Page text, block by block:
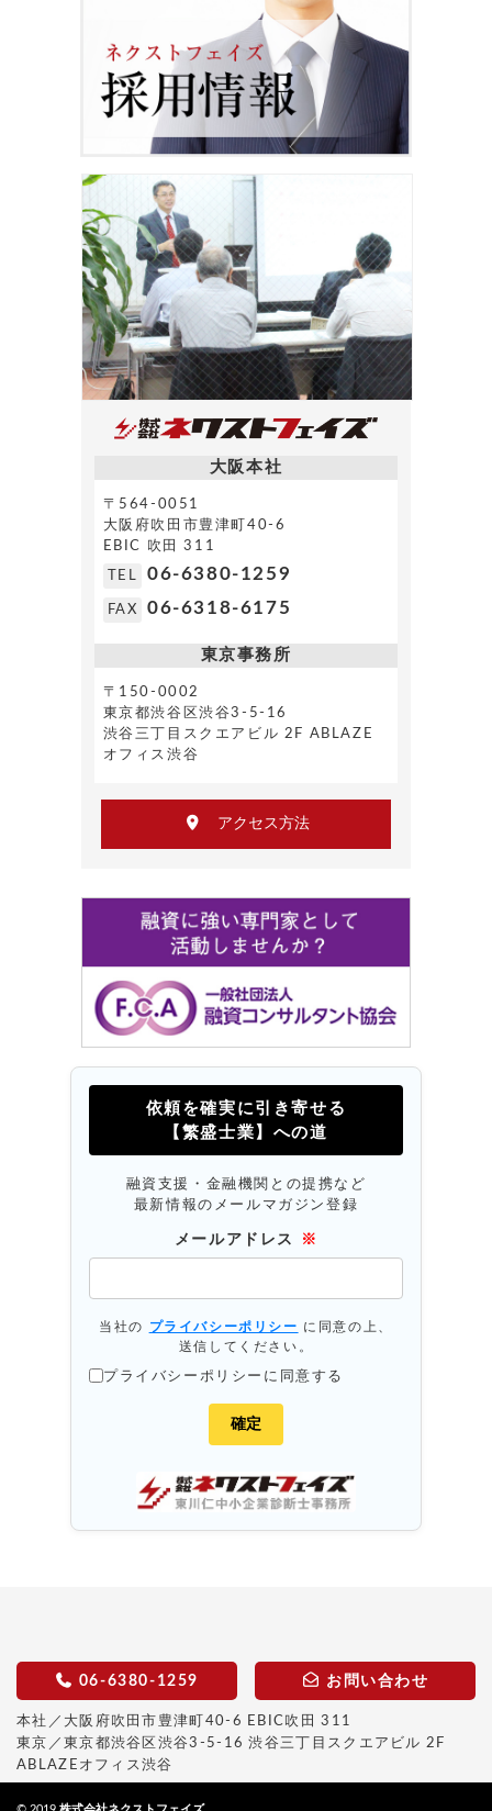
大阪本社
〒564-0051
大阪府吹田市豊津町40-6
EBIC 吹田 311
TEL 06-6380-1259
FAX 06-6318-6175
東京事務所
〒150-0002
東京都渋谷区渋谷3-5-16
渋谷三丁目スクエアビル 2F ABLAZE
オフィス渋谷
アクセス方法
依頼を確実に引き寄せる
【繁盛士業】への道
融資支援・金融機関との提携など
最新情報のメールマガジン登録
メールアドレス ※
当社の プライバシーポリシー に同意の上、
送信してください。
プライバシーポリシーに同意する
06-6380-1259 お問い合わせ
本社／大阪府吹田市豊津町40-6 EBIC吹田 311
東京／東京都渋谷区渋谷3-5-16 渋谷三丁目スクエアビル 2F
ABLAZEオフィス渋谷